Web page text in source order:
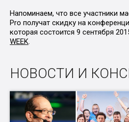
Напоминаем, что все участники
Pro получат скидку на
которая состоится 9 сентября
WEEK.
НОВОСТИ И